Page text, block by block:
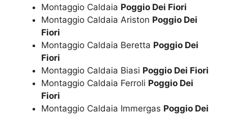
Montaggio Caldaia Poggio Dei Fiori
Montaggio Caldaia Ariston Poggio Dei
Fiori
Montaggio Caldaia Beretta Poggio Dei
Fiori
Montaggio Caldaia Biasi Poggio Dei Fiori
Montaggio Caldaia Ferroli Poggio Dei
Fiori
Montaggio Caldaia Immergas Poggio Dei